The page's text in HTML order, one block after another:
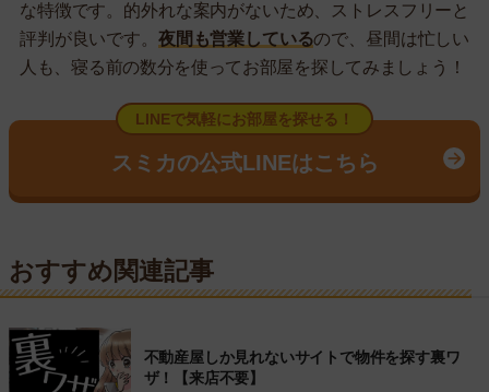
な特徴です。的外れな案内がないため、ストレスフリーと
評判が良いです。 夜間も営業しているので、昼間は忙しい
人も、寝る前の数分を使ってお部屋を探してみましょう！
LINEで気軽にお部屋を探せる！
スミカの公式LINEはこちら
おすすめ関連記事
不動産屋しか見れないサイトで物件を探す裏ワ
ザ！【来店不要】